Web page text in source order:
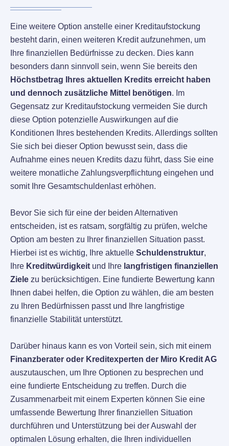
Eine weitere Option anstelle einer Kreditaufstockung
besteht darin, einen weiteren Kredit aufzunehmen, um
Ihre finanziellen Bedürfnisse zu decken. Dies kann
besonders dann sinnvoll sein, wenn Sie bereits den
Höchstbetrag Ihres aktuellen Kredits erreicht haben
und dennoch zusätzliche Mittel benötigen. Im
Gegensatz zur Kreditaufstockung vermeiden Sie durch
diese Option potenzielle Auswirkungen auf die
Konditionen Ihres bestehenden Kredits. Allerdings sollten
Sie sich bei dieser Option bewusst sein, dass die
Aufnahme eines neuen Kredits dazu führt, dass Sie eine
weitere monatliche Zahlungsverpflichtung eingehen und
somit Ihre Gesamtschuldenlast erhöhen.
Bevor Sie sich für eine der beiden Alternativen
entscheiden, ist es ratsam, sorgfältig zu prüfen, welche
Option am besten zu Ihrer finanziellen Situation passt.
Hierbei ist es wichtig, Ihre aktuelle Schuldenstruktur,
Ihre Kreditwürdigkeit und Ihre langfristigen finanziellen
Ziele zu berücksichtigen. Eine fundierte Bewertung kann
Ihnen dabei helfen, die Option zu wählen, die am besten
zu Ihren Bedürfnissen passt und Ihre langfristige
finanzielle Stabilität unterstützt.
Darüber hinaus kann es von Vorteil sein, sich mit einem
Finanzberater oder Kreditexperten der Miro Kredit AG
auszutauschen, um Ihre Optionen zu besprechen und
eine fundierte Entscheidung zu treffen. Durch die
Zusammenarbeit mit einem Experten können Sie eine
umfassende Bewertung Ihrer finanziellen Situation
durchführen und Unterstützung bei der Auswahl der
optimalen Lösung erhalten, die Ihren individuellen